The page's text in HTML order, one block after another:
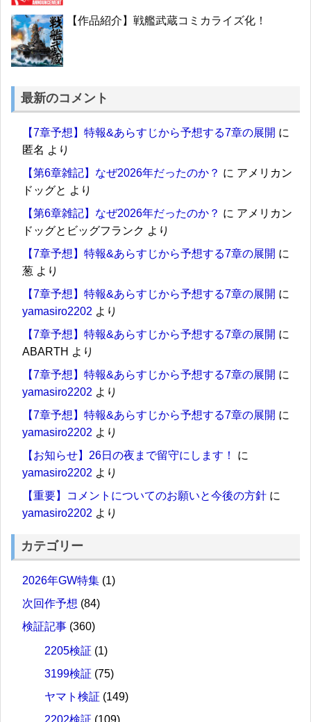
【作品紹介】戦艦武蔵コミカライズ化！
最新のコメント
【7章予想】特報&あらすじから予想する7章の展開 に
匿名 より
【第6章雑記】なぜ2026年だったのか？ に アメリカン
ドッグと より
【第6章雑記】なぜ2026年だったのか？ に アメリカン
ドッグとビッグフランク より
【7章予想】特報&あらすじから予想する7章の展開 に
葱 より
【7章予想】特報&あらすじから予想する7章の展開 に
yamasiro2202 より
【7章予想】特報&あらすじから予想する7章の展開 に
ABARTH より
【7章予想】特報&あらすじから予想する7章の展開 に
yamasiro2202 より
【7章予想】特報&あらすじから予想する7章の展開 に
yamasiro2202 より
【お知らせ】26日の夜まで留守にします！
に
yamasiro2202 より
【重要】コメントについてのお願いと今後の方針 に
yamasiro2202 より
カテゴリー
2026年GW特集 (1)
次回作予想 (84)
検証記事 (360)
2205検証 (1)
3199検証 (75)
ヤマト検証 (149)